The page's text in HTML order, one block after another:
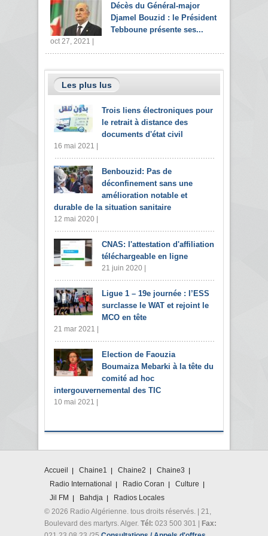
Décès du Général-major
Djamel Bouzid : le Président
Tebboune présente ses...
oct 27, 2021 |
Les plus lus
Trois liens électroniques pour
le retrait à distance des
documents d'état civil
16 mai 2021 |
Benbouzid: Pas de
déconfinement sans une
amélioration notable et
durable de la situation sanitaire
12 mai 2020 |
CNAS: l'attestation d'affiliation
téléchargeable en ligne
21 juin 2020 |
Ligue 1 – 19e journée : l’ESS
surclasse le WAT et rejoint le
MCO en tête
21 mar 2021 |
Election de Faouzia
Boumaiza Mebarki à la tête du
comité ad hoc
intergouvernemental des TIC
10 mai 2021 |
Accueil Chaine1 Chaine2
Chaine3
Radio International
Radio Coran
Culture
Jil FM
Bahdja
Radios Locales
© 2026 Radio Algérienne. tous droits réservés. | 21,
Boulevard des martyrs. Alger. Tél: 023 500 301 |
Fax: